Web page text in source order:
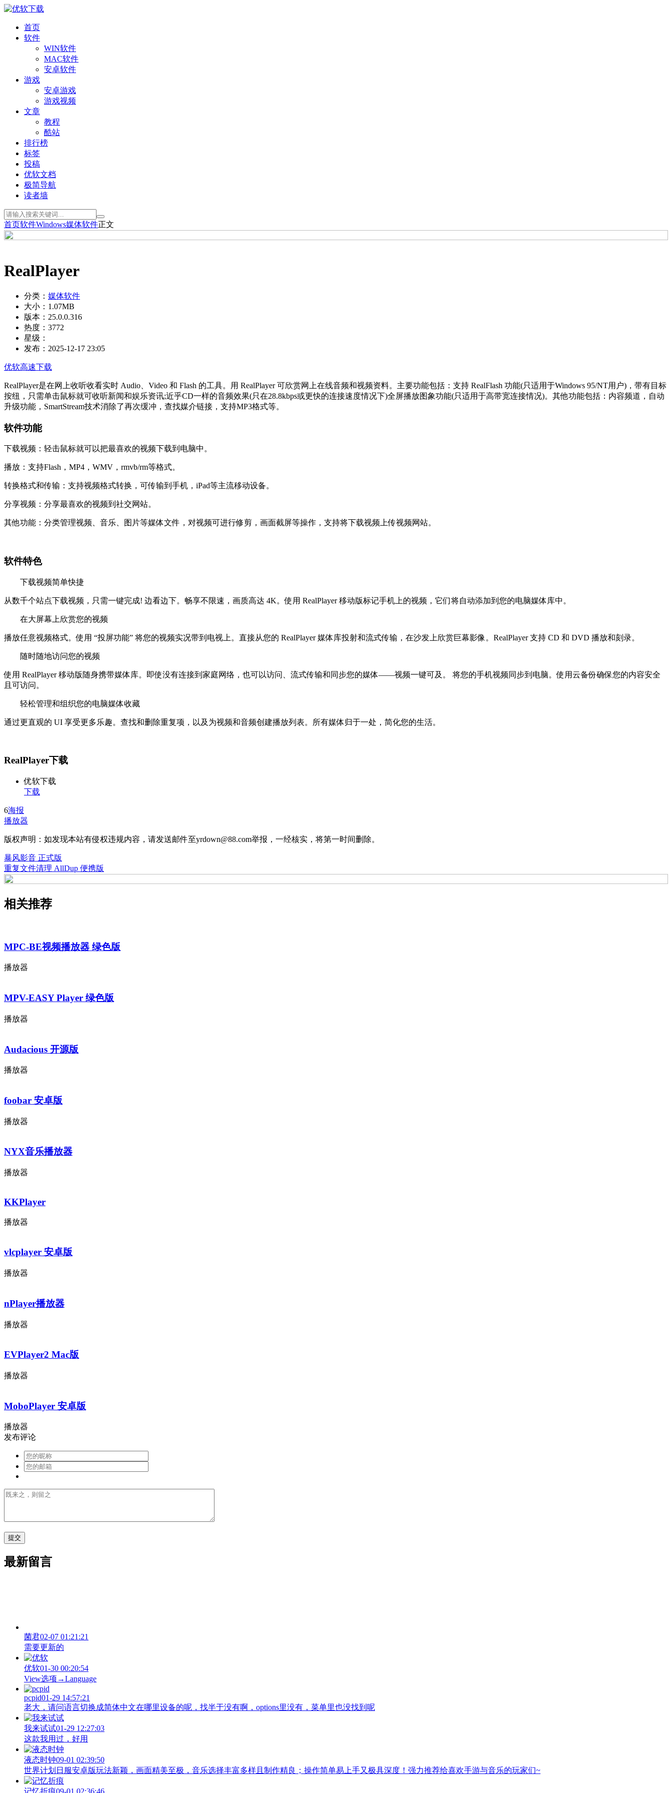
首页
软件
WIN软件
MAC软件
安卓软件
游戏
安卓游戏
游戏视频
文章
教程
酷站
排行榜
标签
投稿
优软文档
极简导航
读者墙
首页软件Windows媒体软件正文
RealPlayer
分类： 媒体软件
大小： 1.07MB
版本： 25.0.0.316
热度： 3772
星级：
发布： 2025-12-17 23:05
优软高速下载
RealPlayer是在网上收听收看实时 Audio、Video 和 Flash 的工具。用 RealPlayer 可欣赏网上在线音频和视频资料。主要功能包括：支持 RealFlash 功能(只适用于Windows 95/NT用户)，带有目标
按纽，只需单击鼠标就可收听新闻和娱乐资讯;近乎CD一样的音频效果(只在28.8kbps或更快的连接速度情况下)全屏播放图象功能(只适用于高带宽连接情况)。其他功能包括：内容频道，自动
升级功能，SmartStream技术消除了再次缓冲，查找媒介链接，支持MP3格式等。
软件功能
下载视频：轻击鼠标就可以把最喜欢的视频下载到电脑中。
播放：支持Flash，MP4，WMV，rmvb/rm等格式。
转换格式和传输：支持视频格式转换，可传输到手机，iPad等主流移动设备。
分享视频：分享最喜欢的视频到社交网站。
其他功能：分类管理视频、音乐、图片等媒体文件，对视频可进行修剪，画面截屏等操作，支持将下载视频上传视频网站。
软件特色
下载视频简单快捷
从数千个站点下载视频，只需一键完成! 边看边下。畅享不限速，画质高达 4K。使用 RealPlayer 移动版标记手机上的视频，它们将自动添加到您的电脑媒体库中。
在大屏幕上欣赏您的视频
播放任意视频格式。使用 “投屏功能” 将您的视频实况带到电视上。直接从您的 RealPlayer 媒体库投射和流式传输，在沙发上欣赏巨幕影像。RealPlayer 支持 CD 和 DVD 播放和刻录。
随时随地访问您的视频
使用 RealPlayer 移动版随身携带媒体库。即使没有连接到家庭网络，也可以访问、流式传输和同步您的媒体——视频一键可及。 将您的手机视频同步到电脑。使用云备份确保您的内容安全
且可访问。
轻松管理和组织您的电脑媒体收藏
通过更直观的 UI 享受更多乐趣。查找和删除重复项，以及为视频和音频创建播放列表。所有媒体归于一处，简化您的生活。
RealPlayer下载
优软下载
下载
6海报
播放器
版权声明：如发现本站有侵权违规内容，请发送邮件至yrdown@88.com举报，一经核实，将第一时间删除。
暴风影音 正式版
重复文件清理 AllDup 便携版
相关推荐
MPC-BE视频播放器 绿色版
播放器
MPV-EASY Player 绿色版
播放器
Audacious 开源版
播放器
foobar 安卓版
播放器
NYX音乐播放器
播放器
KKPlayer
播放器
vlcplayer 安卓版
播放器
nPlayer播放器
播放器
EVPlayer2 Mac版
播放器
MoboPlayer 安卓版
播放器
发布评论
最新留言
菌君02-07 01:21:21
需要更新的
优软01-30 00:20:54
View‌选项→Language
pcpid01-29 14:57:21
老大，请问语言切换成简体中文在哪里设备的呢，找半于没有啊，options里没有，菜单里也没找到呢
我来试试01-29 12:27:03
这款我用过，好用
液态时钟09-01 02:39:50
世界计划日服安卓版玩法新颖，画面精美至极，音乐选择丰富多样且制作精良；操作简单易上手又极具深度！强力推荐给喜欢手游与音乐的玩家们~